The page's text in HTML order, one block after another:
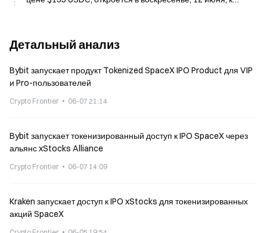
Детальный анализ
Bybit запускает продукт Tokenized SpaceX IPO Product для VIP
и Pro-пользователей
Crypto Frontier 06-07 21:14
Bybit запускает токенизированный доступ к IPO SpaceX через
альянс xStocks Alliance
Crypto Frontier 06-07 14:09
Kraken запускает доступ к IPO xStocks для токенизированных
акций SpaceX